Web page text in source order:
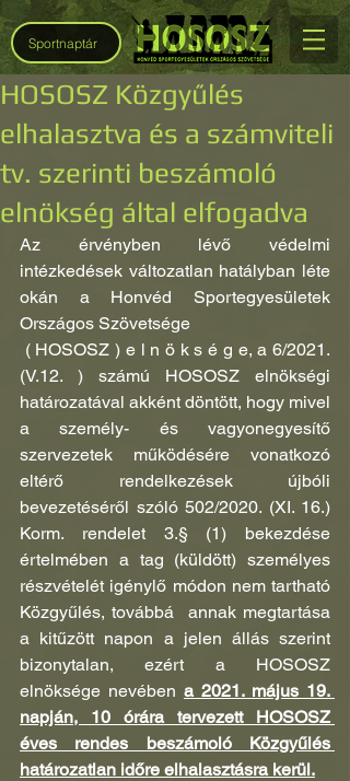
Sportnaptár
HOSOSZ Közgyűlés
elhalasztva és a számviteli
tv. szerinti beszámoló
elnökség által elfogadva
Az érvényben lévő védelmi
intézkedések változatlan hatályban léte
okán a Honvéd Sportegyesületek
Országos Szövetsége
(V.12. ) számú HOSOSZ elnökségi
határozatával akként döntött, hogy mivel
a személy- és vagyonegyesítő
szervezetek működésére vonatkozó
eltérő rendelkezések újbóli
bevezetéséről szóló 502/2020. (XI. 16.)
Korm. rendelet 3.§ (1) bekezdése
értelmében a tag (küldött) személyes
részvételét igénylő módon nem tartható
Közgyűlés, továbbá  annak megtartása
a kitűzött napon a jelen állás szerint
bizonytalan, ezért a HOSOSZ
elnöksége nevében a 2021. május 19.
napján, 10 órára tervezett HOSOSZ
éves rendes beszámoló Közgyűlés
határozatlan időre elhalasztásra kerül.